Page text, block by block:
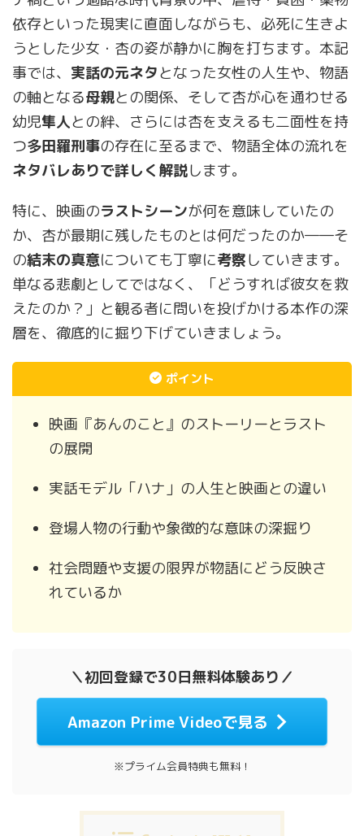
依存といった現実に直面しながらも、必死に生きよ
うとした少女・杏の姿が静かに胸を打ちます。本記
事では、 実話の元ネタとなった女性の人生や、物語
の軸となる母親との関係、そして杏が心を通わせる
幼児隼人との絆、さらには杏を支えるも二面性を持
つ多田羅刑事の存在に至るまで、物語全体の流れを
ネタバレありで詳しく解説します。
特に、映画のラストシーンが何を意味していたの
か、杏が最期に残したものとは何だったのか――そ
の結末の真意についても丁寧に考察していきます。
単なる悲劇としてではなく、「どうすれば彼女を救
えたのか？」と観る者に問いを投げかける本作の深
層を、徹底的に掘り下げていきましょう。
ポイント
映画『あんのこと』のストーリーとラスト
の展開
実話モデル「ハナ」の人生と映画との違い
登場人物の行動や象徴的な意味の深掘り
社会問題や支援の限界が物語にどう反映さ
れているか
＼初回登録で30日無料体験あり／
Amazon Prime Videoで見る
※プライム会員特典も無料！